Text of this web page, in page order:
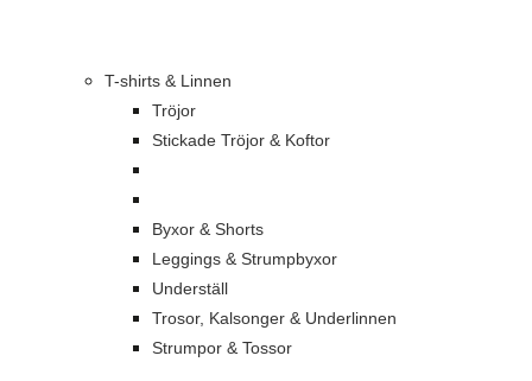
T-shirts & Linnen
Tröjor
Stickade Tröjor & Koftor
Byxor & Shorts
Leggings & Strumpbyxor
Underställ
Trosor, Kalsonger & Underlinnen
Strumpor & Tossor